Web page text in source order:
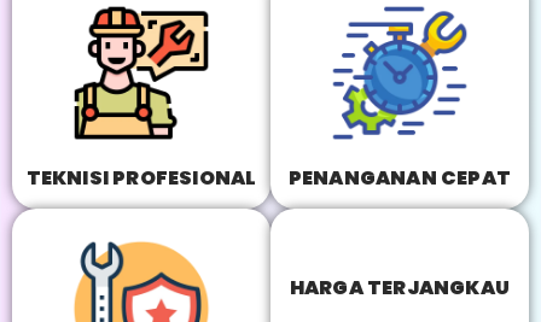
TEKNISI PROFESIONAL PENANGANAN CEPAT
HARGA TERJANGKAU